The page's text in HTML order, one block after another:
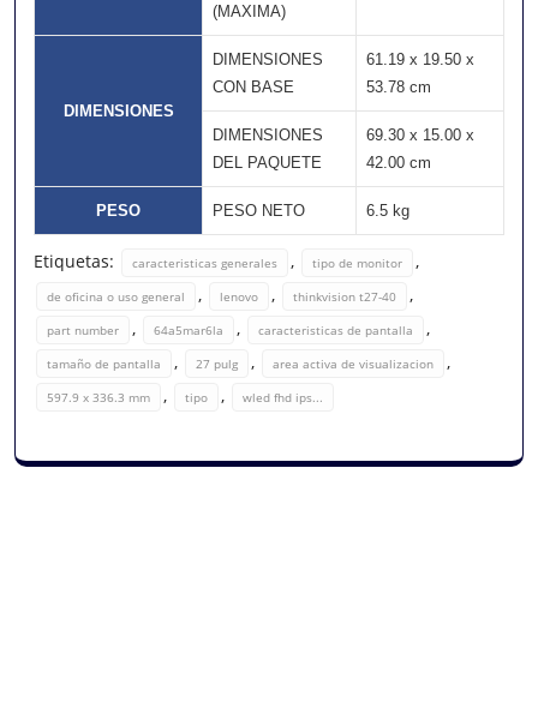
(MAXIMA)
DIMENSIONES
DIMENSIONES
CON BASE
61.19 x 19.50 x
53.78 cm
DIMENSIONES
DEL PAQUETE
69.30 x 15.00 x
42.00 cm
PESO PESO NETO 6.5 kg
Etiquetas: caracteristicas generales , tipo de monitor ,
de oficina o uso general , lenovo , thinkvision t27-40 ,
part number , 64a5mar6la , caracteristicas de pantalla ,
tamaño de pantalla , 27 pulg , area activa de visualizacion ,
597.9 x 336.3 mm , tipo , wled fhd ips...